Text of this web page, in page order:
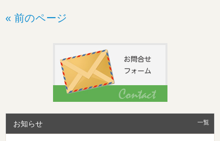
« 前のページ
お知らせ 一覧